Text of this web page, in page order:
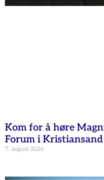
Kom for å høre
Forum i Kristiansand
7. august 2026